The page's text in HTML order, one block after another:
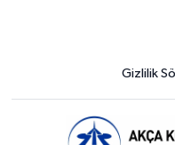
Gizlilik